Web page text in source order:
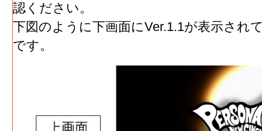
認ください。
下図のように下画面にVer.1.1が表示され
です。